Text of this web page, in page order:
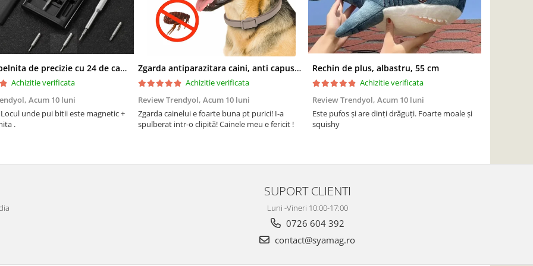
Set surubelnita de precizie cu 24 de capete, cutie glisanta
Achizitie verificata
Acum 10 luni
unde pui bitii este magnetic +
.
Zgarda antiparazitara caini, anti capuse si purici, 59 cm
Achizitie verificata
Review Trendyol, Acum 10 luni
Zgarda cainelui e foarte buna pt purici! I-a
spulberat intr-o clipită! Cainele meu e fericit !
Rechin de plus, albastru, 55 cm
Achizitie verificata
Review Trendyol, Acum 10 luni
Este pufos și are dinți drăguți. Foarte moale și
squishy
SUPORT CLIENTI
Luni -Vineri 10:00-17:00
0726 604 392
contact@syamag.ro